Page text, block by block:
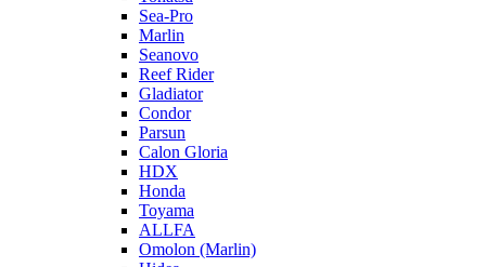
Sea-Pro
Marlin
Seanovo
Reef Rider
Gladiator
Condor
Parsun
Calon Gloria
HDX
Honda
Toyama
ALLFA
Omolon (Marlin)